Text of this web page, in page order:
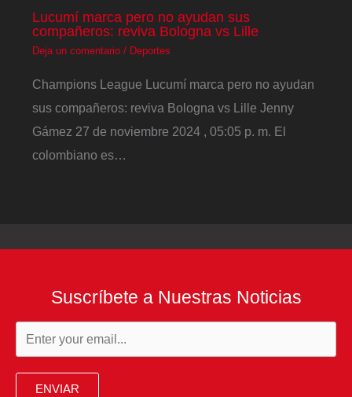
Lucumí marca pero no ayudan sus
compañeros: reviva Bologna vs Lille
Deja un comentario / Deportes
Champions League Lucumí marca pero no ayudan
sus compañeros: reviva Bologna vs Lille Jenny
Gámez 27 de noviembre 2024 , 05:05 p. m. El
colombiano es…
Suscríbete a Nuestras Noticias
ENVIAR